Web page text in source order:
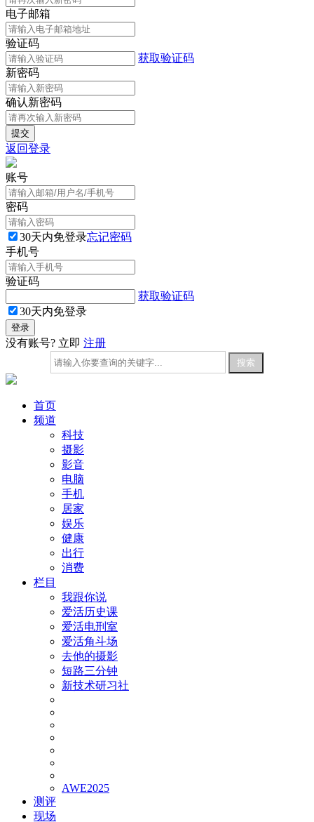
电子邮箱
验证码
获取验证码
新密码
确认新密码
返回登录
账号
密码
30天内免登录忘记密码
手机号
验证码
获取验证码
30天内免登录
没有账号? 立即 注册
首页
频道
科技
摄影
影音
电脑
手机
居家
娱乐
健康
出行
消费
栏目
我跟你说
爱活历史课
爱活电刑室
爱活角斗场
去他的摄影
短路三分钟
新技术研习社
AWE2025
测评
现场